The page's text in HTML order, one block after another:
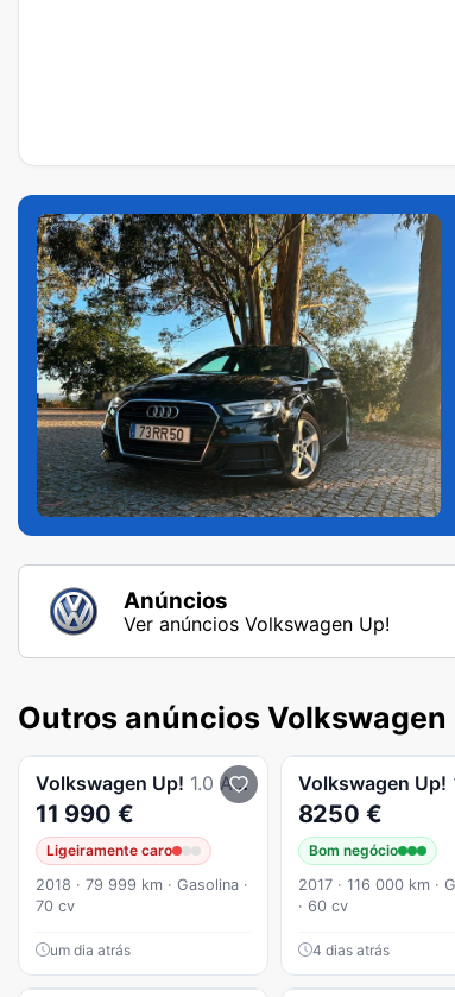
Anúncios
Ver anúncios Volkswagen Up!
Outros anúncios Volkswagen
Volkswagen Up! 1.0 Automatico 69000km
11 990 €
Ligeiramente caro
2018 · 79 999 km · Gasolina ·
70 cv
um dia atrás
Volkswagen Up!
8250 €
Bom negócio
2017 · 116 000 km ·
· 60 cv
4 dias atrás